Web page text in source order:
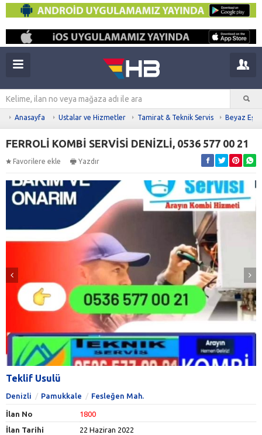
Anasayfa Ustalar ve Hizmetler Tamirat & Teknik Servis Beyaz
FERROLİ KOMBİ SERVİSİ DENİZLİ, 0536 577 00 21
Favorilere ekle Yazdır
Teklif Usulü
Denizli Pamukkale Fesleğen Mah.
İlan No
1800
İlan Tarihi
22 Haziran 2022